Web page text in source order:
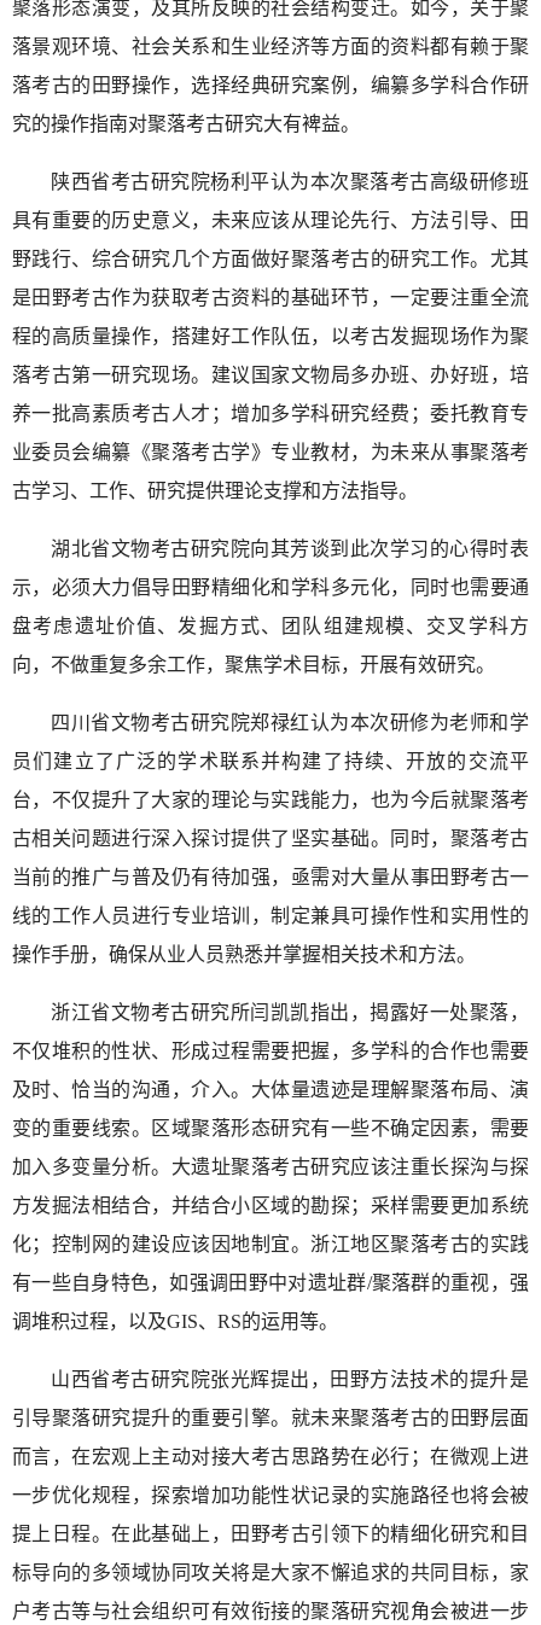
聚落形态演变，及其所反映的社会结构变迁。如今，关于聚
落景观环境、社会关系和生业经济等方面的资料都有赖于聚
落考古的田野操作，选择经典研究案例，编纂多学科合作研
究的操作指南对聚落考古研究大有裨益。
陕西省考古研究院杨利平认为本次聚落考古高级研修班
具有重要的历史意义，未来应该从理论先行、方法引导、田
野践行、综合研究几个方面做好聚落考古的研究工作。尤其
是田野考古作为获取考古资料的基础环节，一定要注重全流
程的高质量操作，搭建好工作队伍，以考古发掘现场作为聚
落考古第一研究现场。建议国家文物局多办班、办好班，培
养一批高素质考古人才；增加多学科研究经费；委托教育专
业委员会编纂《聚落考古学》专业教材，为未来从事聚落考
古学习、工作、研究提供理论支撑和方法指导。
湖北省文物考古研究院向其芳谈到此次学习的心得时表
示，必须大力倡导田野精细化和学科多元化，同时也需要通
盘考虑遗址价值、发掘方式、团队组建规模、交叉学科方
向，不做重复多余工作，聚焦学术目标，开展有效研究。
四川省文物考古研究院郑禄红认为本次研修为老师和学
员们建立了广泛的学术联系并构建了持续、开放的交流平
台，不仅提升了大家的理论与实践能力，也为今后就聚落考
古相关问题进行深入探讨提供了坚实基础。同时，聚落考古
当前的推广与普及仍有待加强，亟需对大量从事田野考古一
线的工作人员进行专业培训，制定兼具可操作性和实用性的
操作手册，确保从业人员熟悉并掌握相关技术和方法。
浙江省文物考古研究所闫凯凯指出，揭露好一处聚落，
不仅堆积的性状、形成过程需要把握，多学科的合作也需要
及时、恰当的沟通，介入。大体量遗迹是理解聚落布局、演
变的重要线索。区域聚落形态研究有一些不确定因素，需要
加入多变量分析。大遗址聚落考古研究应该注重长探沟与探
方发掘法相结合，并结合小区域的勘探；采样需要更加系统
化；控制网的建设应该因地制宜。浙江地区聚落考古的实践
有一些自身特色，如强调田野中对遗址群/聚落群的重视，强
调堆积过程，以及GIS、RS的运用等。
山西省考古研究院张光辉提出，田野方法技术的提升是
引导聚落研究提升的重要引擎。就未来聚落考古的田野层面
而言，在宏观上主动对接大考古思路势在必行；在微观上进
一步优化规程，探索增加功能性状记录的实施路径也将会被
提上日程。在此基础上，田野考古引领下的精细化研究和目
标导向的多领域协同攻关将是大家不懈追求的共同目标，家
户考古等与社会组织可有效衔接的聚落研究视角会被进一步